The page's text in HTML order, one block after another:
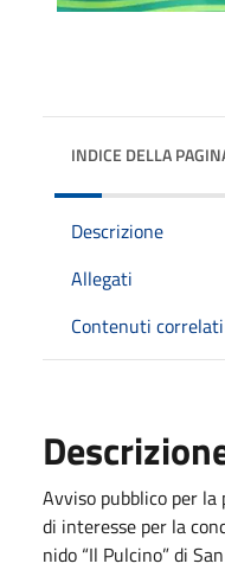
INDICE DELLA
Descrizione
Allegati
Contenuti correlati
Avviso pubblico per
di interesse per la
nido “Il Pulcino” di